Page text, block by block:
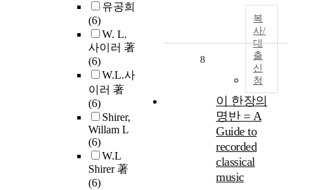
유공희
(6)
W. L.
사이러 著
(6)
W.L.사
이러 著
(6)
Shirer,
Willam L
(6)
W.L
Shirer 著
(6)
복
사/
대
출
신
청
8
이 한장의
명반 = A
Guide to
recorded
classical
music